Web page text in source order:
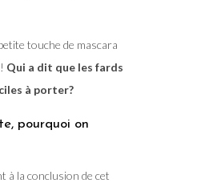
touche de mascara
Qui a dit que les fards
à porter?
pourquoi on
à la conclusion de cet